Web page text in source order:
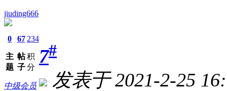
jiuding666
0
主
题
67
帖
子
234
积
分
中级会员
7#
发表于 2021-2-25